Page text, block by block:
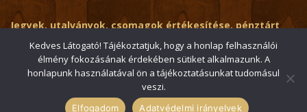
Jegyek, utalványok, csomagok értékesítése, pénztárt
érintő kérdések:
ertekesito@fehervar-arpadfurdo.hu
Általános érdeklődés: info@fehervar-arpadfurdo.hu
© 2006-2026 Székesfehérvári Árpád Fürdő / Minden jog
Kedves Látogató! Tájékoztatjuk, hogy a honlap felhasználói
élmény fokozásának érdekében sütiket alkalmazunk. A
honlapunk használatával ön a tájékoztatásunkat tudomásul
veszi.
Elfogadom Adatvédelmi irányelvek